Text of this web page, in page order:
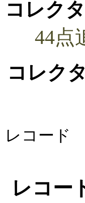
コレク
44点
コレク
レコード
レコー